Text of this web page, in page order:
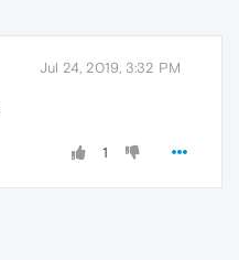
Jul 24, 2019, 3:32 PM
1